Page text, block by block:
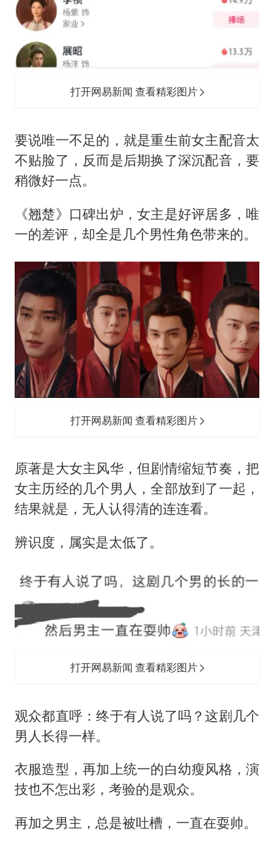
打开网易新闻 查看精彩图片
要说唯一不足的，就是重生前女主配音太
不贴脸了，反而是后期换了深沉配音，要
稍微好一点。
《翘楚》口碑出炉，女主是好评居多，唯
一的差评，却全是几个男性角色带来的。
打开网易新闻 查看精彩图片
原著是大女主风华，但剧情缩短节奏，把
女主历经的几个男人，全部放到了一起，
结果就是，无人认得清的连连看。
辨识度，属实是太低了。
打开网易新闻 查看精彩图片
观众都直呼：终于有人说了吗？这剧几个
男人长得一样。
衣服造型，再加上统一的白幼瘦风格，演
技也不怎出彩，考验的是观众。
再加之男主，总是被吐槽，一直在耍帅。